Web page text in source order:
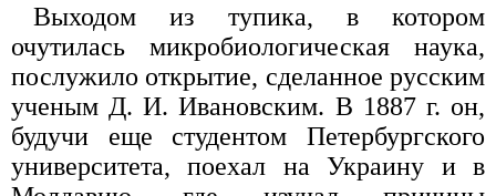
Выходом из тупика, в котором
очутилась микробиологическая наука,
послужило открытие, сделанное русским
ученым Д. И. Ивановским. В 1887 г. он,
будучи еще студентом Петербургского
университета, поехал на Украину и в